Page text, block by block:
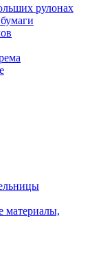
рулонах
материалы,